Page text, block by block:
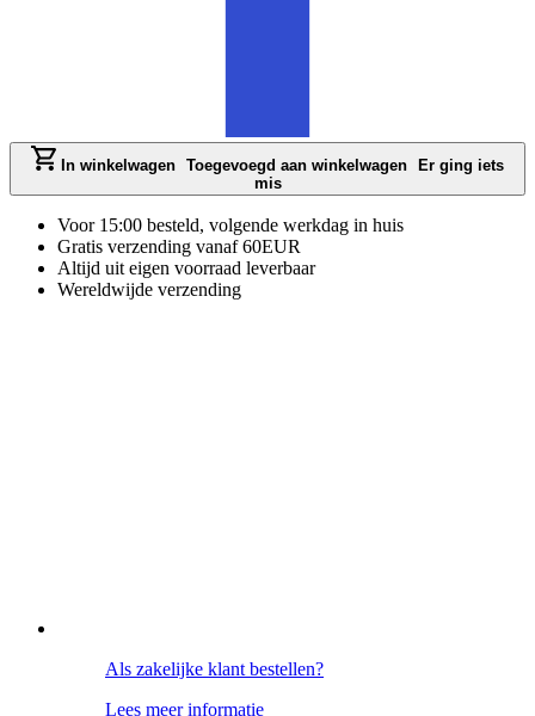
In winkelwagen Toegevoegd aan winkelwagen
Er ging iets
mis
Voor 15:00 besteld, volgende werkdag in huis
Gratis verzending vanaf 60EUR
Altijd uit eigen voorraad leverbaar
Wereldwijde verzending
Als zakelijke klant bestellen?
Lees meer informatie